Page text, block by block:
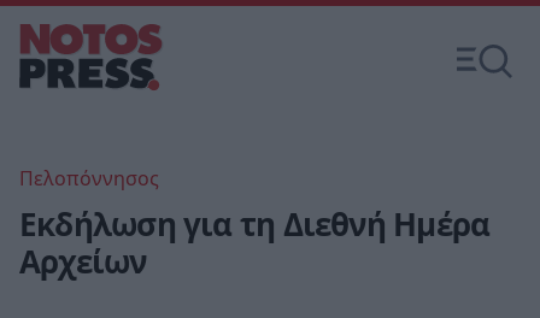
Πελοπόννησος
Εκδήλωση για τη Διεθνή Ημέρα
Αρχείων